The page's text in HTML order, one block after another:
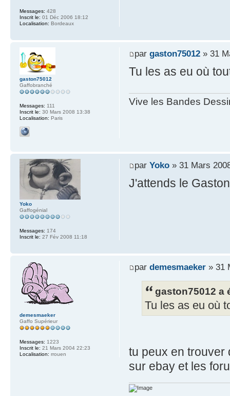
Messages: 428
Inscrit le: 01 Déc 2006 18:12
Localisation: Bordeaux
par gaston75012» 31
Tu les as eu où
Vive les Bandes
gaston75012
Gaffobranché
Messages: 111
Inscrit le: 30 Mars 2008 13:38
Localisation: Paris
par Yoko» 31 Mars
J'attends le
Yoko
Gaffogénial
Messages: 174
Inscrit le: 27 Fév 2008 11:18
par demesmaeker» 31
gaston75012 a
Tu les as eu où
tu peux en trouver
sur ebay et les
demesmaeker
Gaffo Supérieur
Messages: 1223
Inscrit le: 21 Mars 2004 22:23
Localisation: rrouen